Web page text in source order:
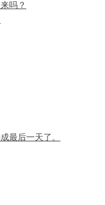
吗？
最后一天了。